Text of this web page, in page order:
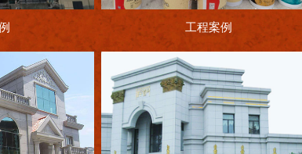
工程案例